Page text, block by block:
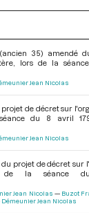
35) amendé
lors de la
Jean Nicolas
de décret sur
du 8 avril
Jean Nicolas
projet de décret sur
de la séance
Jean Nicolas
Buzot
Démeunier Jean Nicolas